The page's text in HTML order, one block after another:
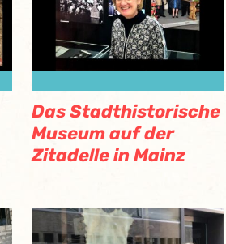
Das Stadthistorische
Museum auf der
Zitadelle in Mainz